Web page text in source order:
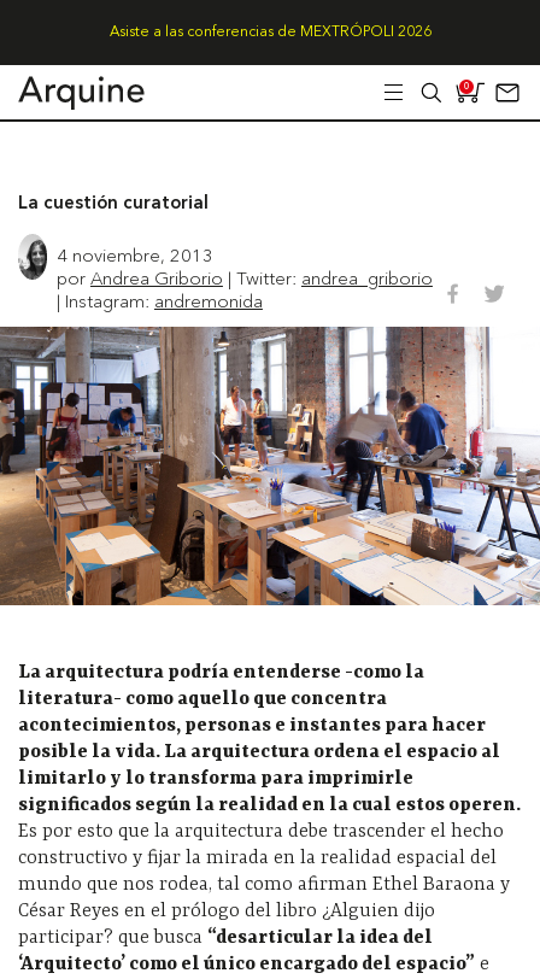
Asiste a las conferencias de MEXTRÓPOLI 2026
0
La cuestión curatorial
4 noviembre, 2013
por Andrea Griborio | Twitter: andrea_griborio
| Instagram: andremonida
La arquitectura podría entenderse -como la
literatura- como aquello que concentra
acontecimientos, personas e instantes para hacer
posible la vida. La arquitectura ordena el espacio al
limitarlo y lo transforma para imprimirle
significados según la realidad en la cual estos operen.
Es por esto que la arquitectura debe trascender el hecho
constructivo y fijar la mirada en la realidad espacial del
mundo que nos rodea, tal como afirman Ethel Baraona y
César Reyes en el prólogo del libro ¿Alguien dijo
participar? que busca “desarticular la idea del
‘Arquitecto’ como el único encargado del espacio” e